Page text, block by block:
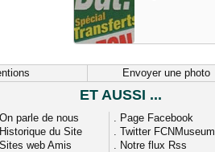
Envoyer une photo
ET AUSSI ...
On parle de nous
Historique du Site
Sites web Amis
. Page Facebook
. Twitter FCNMuseum
. Notre flux Rss